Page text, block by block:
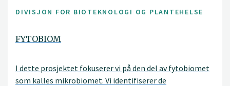
DIVISJON FOR BIOTEKNOLOGI OG PLANTEHELSE
FYTOBIOM
I dette prosjektet fokuserer vi på den del av fytobiomet
som kalles mikrobiomet. Vi identifiserer de